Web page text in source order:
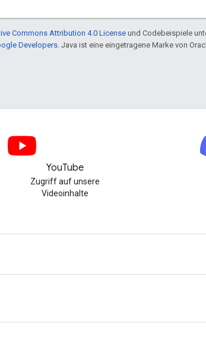
Commons Attribution 4.0 License und Codebeispiele
Developers . Java ist eine eingetragene Marke von
YouTube
Zugriff auf unsere
Videoinhalte